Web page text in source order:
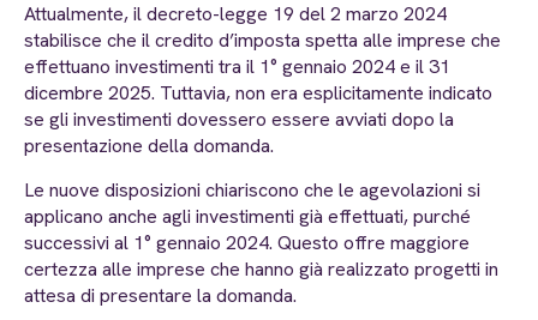
Attualmente, il decreto-legge 19 del 2 marzo 2024
stabilisce che il credito d’imposta spetta alle imprese che
effettuano investimenti tra il 1° gennaio 2024 e il 31
dicembre 2025. Tuttavia, non era esplicitamente indicato
se gli investimenti dovessero essere avviati dopo la
presentazione della domanda.
Le nuove disposizioni chiariscono che le agevolazioni si
applicano anche agli investimenti già effettuati, purché
successivi al 1° gennaio 2024. Questo offre maggiore
certezza alle imprese che hanno già realizzato progetti in
attesa di presentare la domanda.